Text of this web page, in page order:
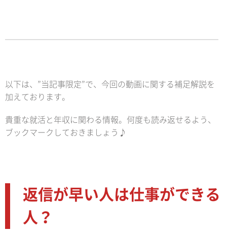
以下は、”当記事限定”で、今回の動画に関する補足解説を
加えております。
貴重な就活と年収に関わる情報。何度も読み返せるよう、
ブックマークしておきましょう♪
返信が早い人は仕事ができる
人？